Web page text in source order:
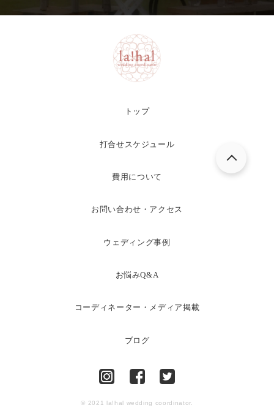
トップ
打合せスケジュール
費用について
お問い合わせ・アクセス
ウェディング事例
お悩みQ&A
コーディネーター・メディア掲載
ブログ
© 2021 la!hal wedding coordinator.